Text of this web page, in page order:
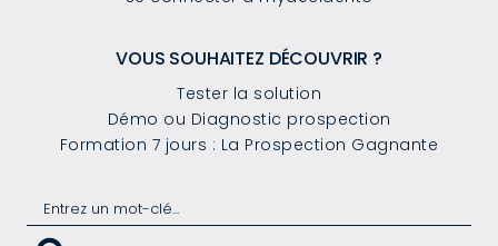
VOUS SOUHAITEZ DÉCOUVRIR ?
Tester la solution
Démo ou Diagnostic prospection
Formation 7 jours : La Prospection Gagnante